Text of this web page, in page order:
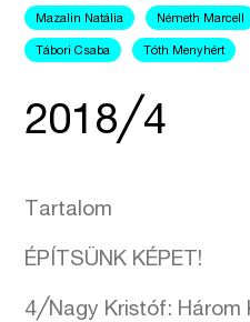
Mazalin Natália Németh Marcell
Tábori Csaba Tóth Menyhért
2018╱4
Tartalom
ÉPÍTSÜNK KÉPET!
4╱Nagy Kristóf: Három